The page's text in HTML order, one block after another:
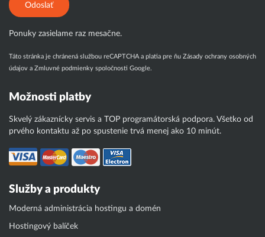
Odoslať
Ponuky zasielame raz mesačne.
Táto stránka je chránená službou reCAPTCHA a platia pre ňu Zásady ochrany osobných
údajov a Zmluvné podmienky spoločnosti Google.
Možnosti platby
Skvelý zákaznícky servis a TOP programátorská podpora. Všetko od
prvého kontaktu až po spustenie trvá menej ako 10 minút.
Služby a produkty
Moderná administrácia hostingu a domén
Hostingový balíček